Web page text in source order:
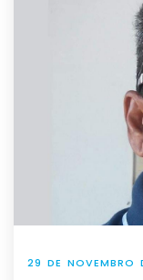
29 DE NOVEMBRO